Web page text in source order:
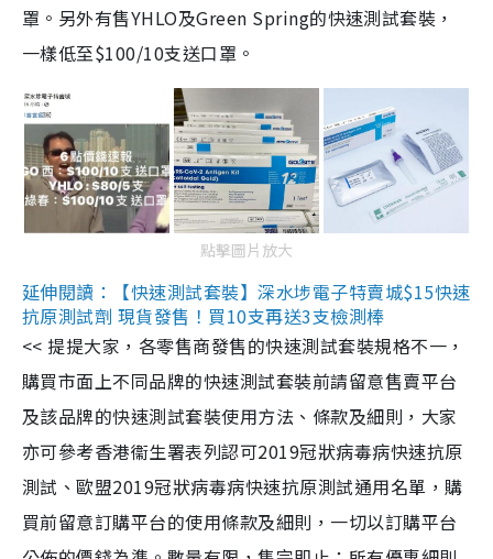
罩。另外有售YHLO及Green Spring的快速測試套裝，
一樣低至$100/10支送口罩。
點擊圖片放大
延伸閱讀：【快速測試套裝】深水埗電子特賣城$15快速
抗原測試劑 現貨發售！買10支再送3支檢測棒
<< 提提大家，各零售商發售的快速測試套裝規格不一，
購買市面上不同品牌的快速測試套裝前請留意售賣平台
及該品牌的快速測試套裝使用方法、條款及細則，大家
亦可參考香港衞生署表列認可2019冠狀病毒病快速抗原
測試、歐盟2019冠狀病毒病快速抗原測試通用名單，購
買前留意訂購平台的使用條款及細則，一切以訂購平台